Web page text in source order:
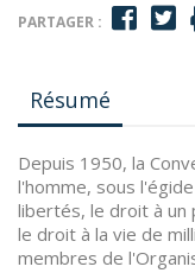
PARTAGER :
Résumé
Depuis 1950, la
l'homme, sous
libertés, le droit à un
le droit à la vie de
membres de